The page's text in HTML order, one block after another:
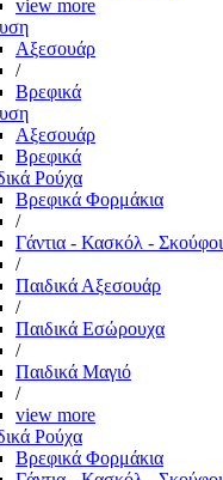
view more
Αξεσουάρ
/
Βρεφικά
Αξεσουάρ
Βρεφικά
Ρούχα
Βρεφικά Φορμάκια
/
Γάντια - Κασκόλ - Σκούφοι
/
Παιδικά Αξεσουάρ
/
Παιδικά Εσώρουχα
/
Παιδικά Μαγιό
/
view more
Ρούχα
Βρεφικά Φορμάκια